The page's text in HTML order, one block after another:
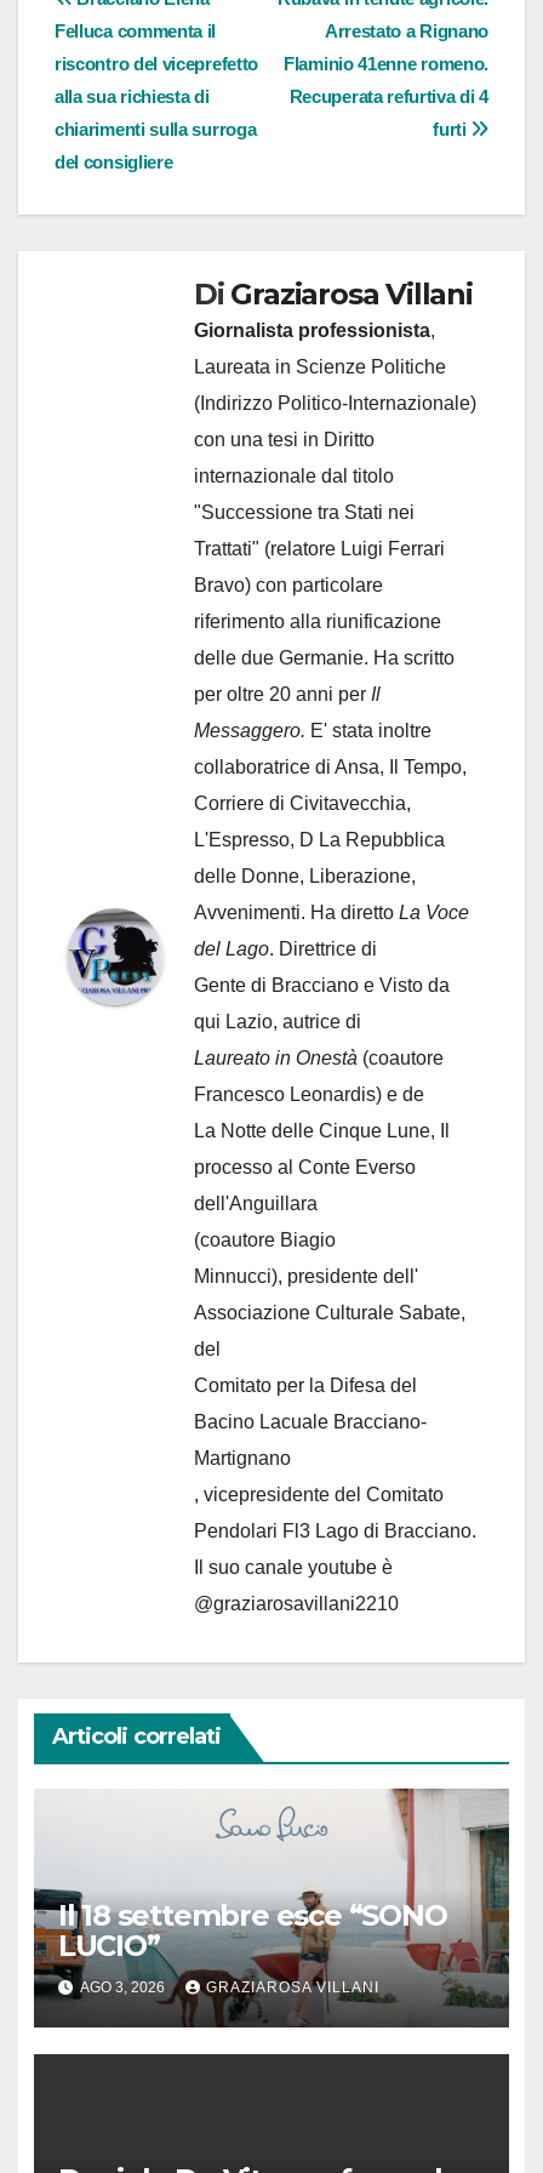
articoli
Arrestato a Rignano
Flaminio 41enne romeno.
Recuperata refurtiva di 4
furti
Felluca commenta il
riscontro del viceprefetto
alla sua richiesta di
chiarimenti sulla surroga
del consigliere
Di Graziarosa Villani
Giornalista professionista,
Laureata in Scienze Politiche
(Indirizzo Politico-Internazionale)
con una tesi in Diritto
internazionale dal titolo
"Successione tra Stati nei
Trattati" (relatore Luigi Ferrari
Bravo) con particolare
riferimento alla riunificazione
delle due Germanie. Ha scritto
per oltre 20 anni per Il
Messaggero. E' stata inoltre
collaboratrice di Ansa, Il Tempo,
Corriere di Civitavecchia,
L'Espresso, D La Repubblica
delle Donne, Liberazione,
Avvenimenti. Ha diretto La Voce
del Lago. Direttrice di
Gente di Bracciano e Visto da
qui Lazio, autrice di
Laureato in Onestà (coautore
Francesco Leonardis) e de
La Notte delle Cinque Lune, Il
processo al Conte Everso
dell'Anguillara
(coautore Biagio
Minnucci), presidente dell'
Associazione Culturale Sabate,
del
Comitato per la Difesa del
Bacino Lacuale Bracciano-
Martignano
, vicepresidente del Comitato
Pendolari Fl3 Lago di Bracciano.
Il suo canale youtube è
@graziarosavillani2210
Articoli correlati
Il 18 settembre esce “SONO
LUCIO”
AGO 3, 2026 GRAZIAROSA VILLANI